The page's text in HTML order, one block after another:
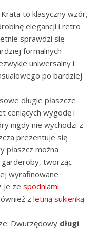
to klasyczny wzór,
elegancji i retro
sprawdzi się
formalnych
uniwersalny i
po bardziej
długie płaszcze
ceniących wygodę i
nigdy nie wychodzi z
prezentuje się
płaszcz można
tworząc
wyrafinowane
je ze spodniami
z letnią sukienką
Dwurzędowy długi